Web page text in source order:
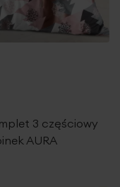
3 częściowy
AURA